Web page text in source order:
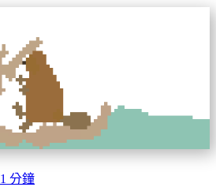
1 分鐘